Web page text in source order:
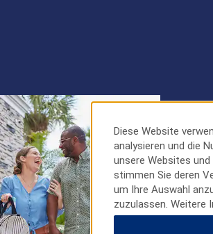
Diese Website
analysieren und die
unsere Websites und
stimmen Sie deren
um Ihre Auswahl
zuzulassen. Weitere